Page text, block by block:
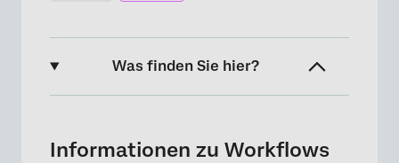
Was finden Sie hier?
Workflows in einem Projekt vs.
Informationen zu Workflows